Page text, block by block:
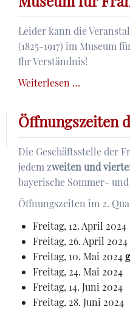
2024
Leider kann die
(1825-1917) im Museum
Ihr Verständnis!
Weiterlesen …
von
Franz
Leinecker
(1825-
1917)
im
Museum
Franken"
Öffnungszeiten
Die Geschäftsstelle der
jedem zweiten und
bayerische Sommer-
Öffnungszeiten im 2.
Freitag, 12. April 2024
Freitag, 26. April 2024
Freitag, 10. Mai 2024
Freitag, 24. Mai 2024
Freitag, 14. Juni 2024
Freitag, 28. Juni 2024